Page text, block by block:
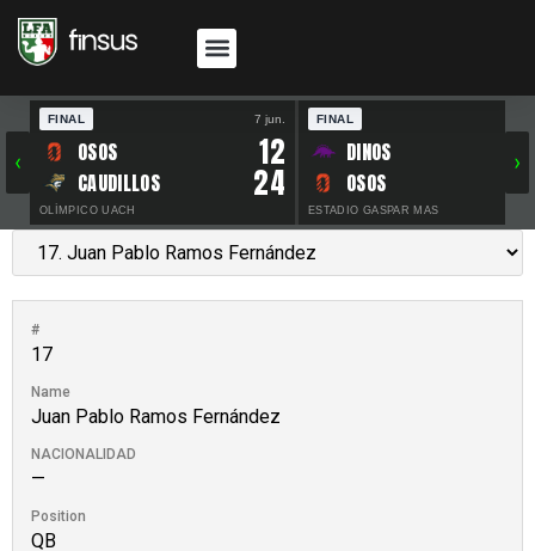
‹
FINAL 7 jun.
OSOS 12
CAUDILLOS 24
OLÍMPICO UACH
FINAL
DINOS
OSOS
ESTADIO GASPAR MAS
›
#
17
Name
Juan Pablo Ramos Fernández
NACIONALIDAD
—
Position
QB